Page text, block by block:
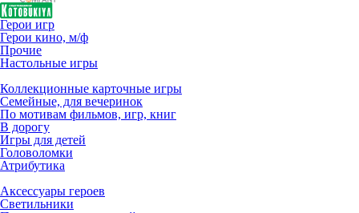
Герои игр
Герои кино, м/ф
Прочие
Настольные игры
Коллекционные карточные игры
Семейные, для вечеринок
По мотивам фильмов, игр, книг
В дорогу
Игры для детей
Головоломки
Атрибутика
Аксессуары героев
Светильники